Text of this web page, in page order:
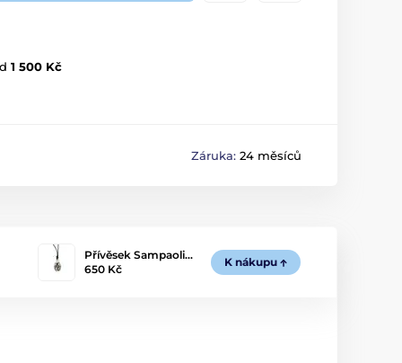
1 500 Kč
Záruka: 24 měsíců
Přívěsek Sampaoli…
650 Kč
K nákupu